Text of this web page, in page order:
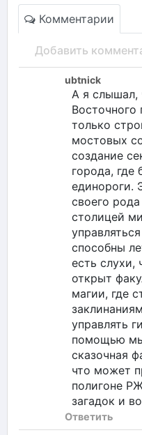
Комментарии
Добавить
ubtnick
А я слышал,
Восточного
только
мостовых
создание
города, где
единороги.
своего
столицей
способны
есть слухи,
открыт
магии, где
управлять
помощью
сказочная
что может
полигоне
загадок и
Ответить